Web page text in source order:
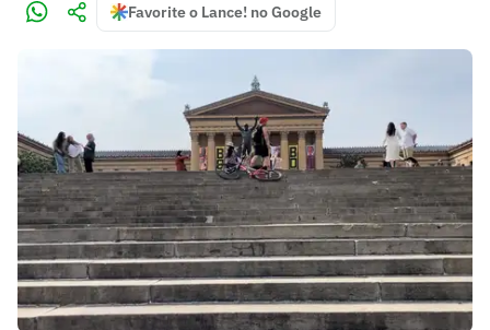
Favorite o Lance! no Google